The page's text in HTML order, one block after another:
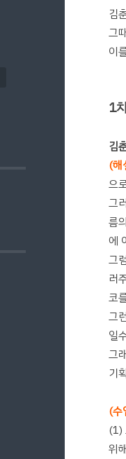
김
그
이
1
김
(해
으
그
름
에
그
러
코
그
일
그
기
(수
(1)
위